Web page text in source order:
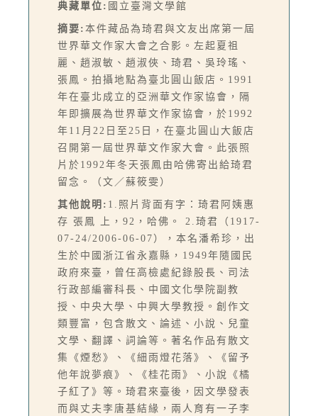
典藏單位: 國立臺灣文學館
摘要: 本件藏品為琦君與文友出席第一屆
世界華文作家大會之合影。左起夏祖
麗、趙淑敏、趙淑俠、琦君、吳玲瑤、
張鳳。拍攝地點為臺北圓山飯店。1991
年在臺北成立的亞洲華文作家協會，隔
年即擴展為世界華文作家協會，於1992
年11月22日至25日，在臺北圓山大飯店
召開第一屆世界華文作家大會。此張照
片於1992年冬天張鳳由哈佛寄出給琦君
留念。（文／蘇筱雯）
其他說明: 1.照片背面有字：琦君阿姨惠
存 張鳳 上，92，哈佛。 2.琦君（1917-
07-24/2006-06-07），本名潘希珍，出
生於中國浙江省永嘉縣，1949年隨國民
政府來臺，曾任高檢處紀錄股長、司法
行政部編審科長、中國文化學院副教
授、中央大學、中興大學教授。創作文
類豐富，包含散文、論述、小說、兒童
文學、翻譯、詞論等。著名作品有散文
集《煙愁》、《細雨燈花落》、《留予
他年說夢痕》、《桂花雨》、小說《橘
子紅了》等。琦君來臺後，因文學發表
而與丈夫李唐基結緣，兩人育有一子李